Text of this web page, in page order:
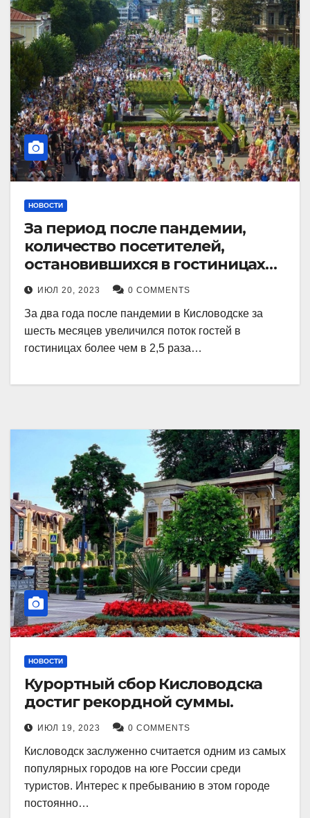
НОВОСТИ
За период после пандемии,
количество посетителей,
остановившихся в гостиницах
Кисловодска, выросло в 2,5 раза.
ИЮЛ 20, 2023 0 COMMENTS
За два года после пандемии в Кисловодске за
шесть месяцев увеличился поток гостей в
гостиницах более чем в 2,5 раза…
НОВОСТИ
Курортный сбор Кисловодска
достиг рекордной суммы.
ИЮЛ 19, 2023 0 COMMENTS
Кисловодск заслуженно считается одним из самых
популярных городов на юге России среди
туристов. Интерес к пребыванию в этом городе
постоянно…